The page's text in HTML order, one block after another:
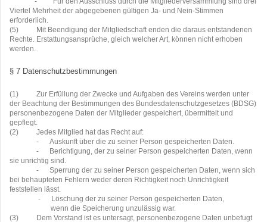
Viertel Mehrheit der abgegebenen gültigen Ja- und Nein-Stimmen
erforderlich.
(5)
Mit Beendigung der Mitgliedschaft enden die daraus entstandenen
Rechte. Erstattungsansprüche, gleich welcher Art, können nicht erhoben
werden.
§ 7 Datenschutzbestimmungen
(1)
Zur Erfüllung der Zwecke und Aufgaben des Vereins werden unter
der Beachtung der Bestimmungen des Bundesdatenschutzgesetzes (BDSG)
personenbezogene Daten der Mitglieder gespeichert, übermittelt und
gepflegt.
(2)
Jedes Mitglied hat das Recht auf:
-
Auskunft über die zu seiner Person gespeicherten Daten.
-
Berichtigung, der zu seiner Person gespeicherten Daten, wenn
sie unrichtig sind.
-
Sperrung der zu seiner Person gespeicherten Daten, wenn sich
bei behaupteten Fehlern weder deren Richtigkeit noch Unrichtigkeit
feststellen lässt.
-
Löschung der zu seiner Person gespeicherten Daten,
wenn die Speicherung unzulässig war.
(3)
Dem Vorstand ist es untersagt, personenbezogene Daten unbefugt